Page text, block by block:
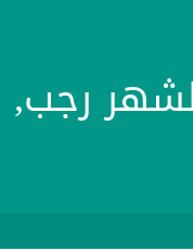
رجب,